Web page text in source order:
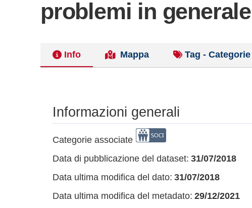
problemi in generale
Info Mappa Tag - Categorie
Informazioni generali
Categorie associate
Data di pubblicazione del dataset: 31/07/2018
Data ultima modifica del dato: 31/07/2018
Data ultima modifica del metadato: 29/12/2021